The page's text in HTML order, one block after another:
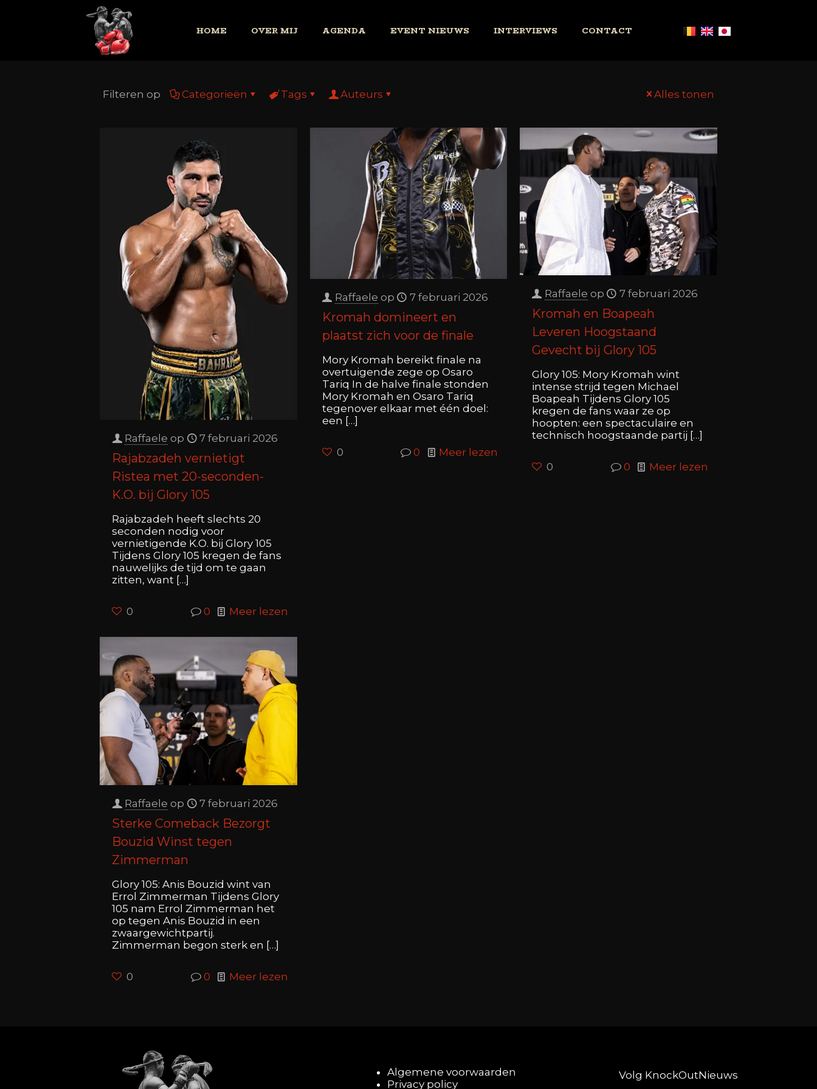
HOME OVER MIJ AGENDA EVENT NIEUWS INTERVIEWS CONTACT
Filteren op Categorieën Tags Auteurs Alles tonen
Raffaele op 7 februari 2026
Rajabzadeh vernietigt
Ristea met 20-seconden-
K.O. bij Glory 105
Rajabzadeh heeft slechts 20
seconden nodig voor
vernietigende K.O. bij Glory 105
Tijdens Glory 105 kregen de fans
nauwelijks de tijd om te gaan
zitten, want […]
0 0 Meer lezen
Raffaele op 7 februari 2026
Kromah domineert en
plaatst zich voor de finale
Mory Kromah bereikt finale na
overtuigende zege op Osaro
Tariq In de halve finale stonden
Mory Kromah en Osaro Tariq
tegenover elkaar met één doel:
een […]
0 0 Meer lezen
Raffaele op 7 februari 2026
Kromah en Boapeah
Leveren Hoogstaand
Gevecht bij Glory 105
Glory 105: Mory Kromah wint
intense strijd tegen Michael
Boapeah Tijdens Glory 105
kregen de fans waar ze op
hoopten: een spectaculaire en
technisch hoogstaande partij […]
0 0 Meer lezen
Raffaele op 7 februari 2026
Sterke Comeback Bezorgt
Bouzid Winst tegen
Zimmerman
Glory 105: Anis Bouzid wint van
Errol Zimmerman Tijdens Glory
105 nam Errol Zimmerman het
op tegen Anis Bouzid in een
zwaargewichtpartij.
Zimmerman begon sterk en […]
0 0 Meer lezen
Algemene voorwaarden
Privacy policy
Volg KnockOutNieuws